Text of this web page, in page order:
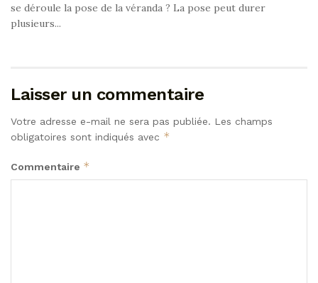
se déroule la pose de la véranda ? La pose peut durer
plusieurs...
Laisser un commentaire
Votre adresse e-mail ne sera pas publiée. Les champs
obligatoires sont indiqués avec *
Commentaire *